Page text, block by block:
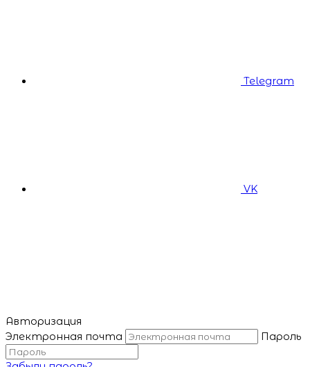
Telegram
VK
Авторизация
Электронная почта
Пароль